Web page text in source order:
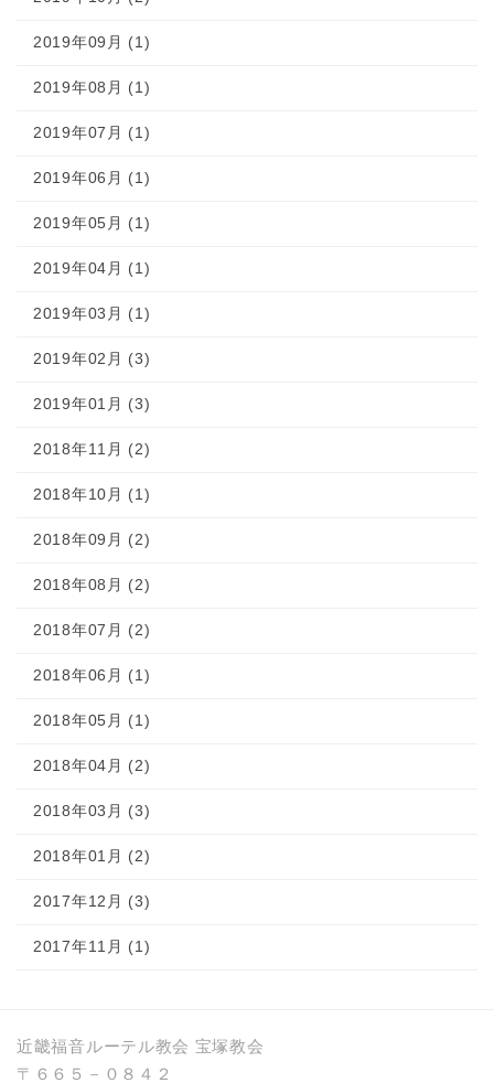
2019年09月 (1)
2019年08月 (1)
2019年07月 (1)
2019年06月 (1)
2019年05月 (1)
2019年04月 (1)
2019年03月 (1)
2019年02月 (3)
2019年01月 (3)
2018年11月 (2)
2018年10月 (1)
2018年09月 (2)
2018年08月 (2)
2018年07月 (2)
2018年06月 (1)
2018年05月 (1)
2018年04月 (2)
2018年03月 (3)
2018年01月 (2)
2017年12月 (3)
2017年11月 (1)
近畿福音ルーテル教会 宝塚教会
〒６６５－０８４２